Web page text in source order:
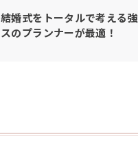
結婚式をトータルで考える
スのプランナーが最適！